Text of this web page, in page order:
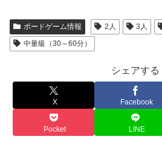
ボードゲーム情報 2人 3人
中量級（30～60分）
シェアする
X Facebook
Pocket LINE